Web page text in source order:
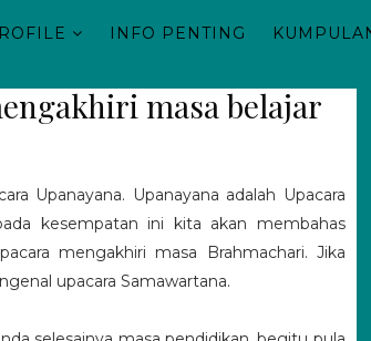
INFO PENTING
masa belajar
Upanayana. Upanayana adalah Upacara
kesempatan ini kita akan membahas
mengakhiri masa Brahmachari. Jika
upacara Samawartana.